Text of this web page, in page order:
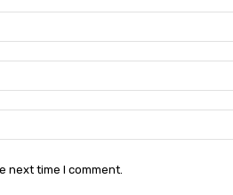
next time I comment.